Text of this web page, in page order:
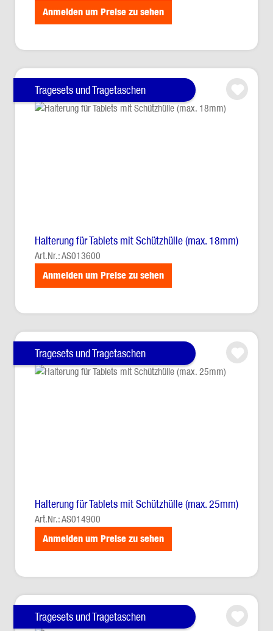
Anmelden um Preise zu sehen
Tragesets und Tragetaschen
Halterung für Tablets mit Schützhülle (max. 18mm)
Art.Nr.: AS013600
Anmelden um Preise zu sehen
Tragesets und Tragetaschen
Halterung für Tablets mit Schützhülle (max. 25mm)
Art.Nr.: AS014900
Anmelden um Preise zu sehen
Tragesets und Tragetaschen